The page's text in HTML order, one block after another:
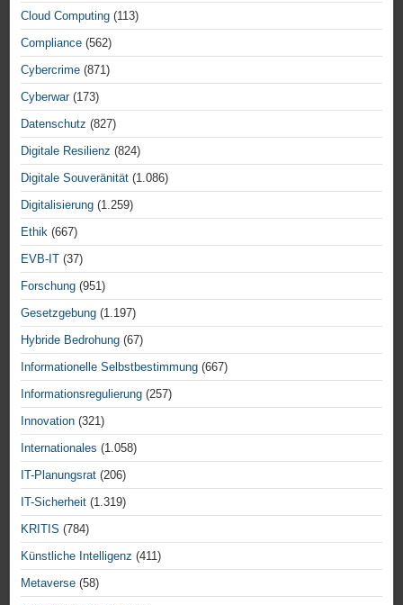
Cloud Computing (113)
Compliance (562)
Cybercrime (871)
Cyberwar(173)
Datenschutz (827)
Digitale Resilienz (824)
Digitale Souveränität (1.086)
Digitalisierung (1.259)
Ethik (667)
EVB-IT (37)
Forschung (951)
Gesetzgebung (1.197)
Hybride Bedrohung (67)
Informationelle Selbstbestimmung (667)
Informationsregulierung (257)
Innovation (321)
Internationales (1.058)
IT-Planungsrat (206)
IT-Sicherheit (1.319)
KRITIS (784)
Künstliche Intelligenz (411)
Metaverse (58)